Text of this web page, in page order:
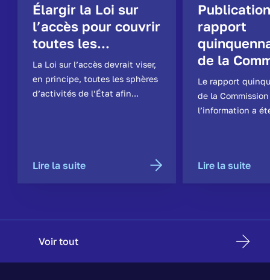
Élargir la Loi sur
l’accès pour couvrir
toutes les...
La Loi sur l’accès devrait viser,
en principe, toutes les sphères
d’activités de l’État afin...
Lire la suite
rapport
de la
Le rapport
de la Commission
l’information a
Lire la suite
Voir tout